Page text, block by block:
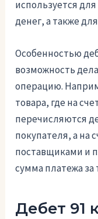
используется
денег, а также
Особенностью
возможность
операцию.
товара, где на
перечисляются
покупателя, а на
поставщиками и
сумма платежа за
Дебет 91